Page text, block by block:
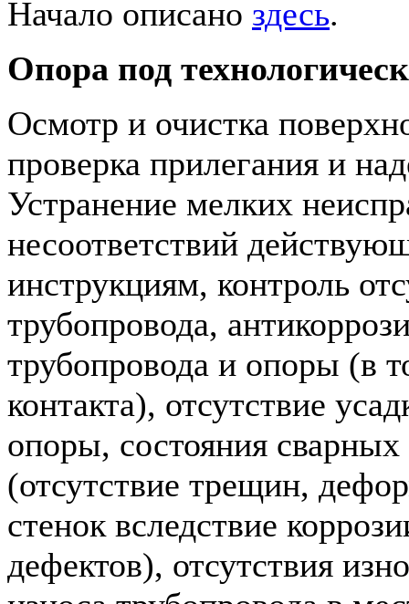
Начало описано здесь.
Опора под
Осмотр и очистка
проверка прилегания и
Устранение мелких
несоответствий
инструкциям, контроль
трубопровода,
трубопровода и опоры (в
контакта), отсутствие
опоры, состояния
(отсутствие трещин,
стенок вследствие
дефектов), отсутствия